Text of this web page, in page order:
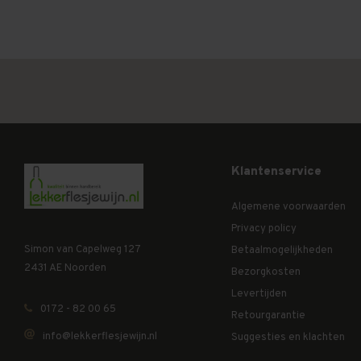
Simon van Capelweg 127
2431 AE Noorden
0172 - 82 00 65
info@lekkerflesjewijn.nl
Klantenservice
Algemene voorwaarden
Privacy policy
Betaalmogelijkheden
Bezorgkosten
Levertijden
Retourgarantie
Suggesties en klachten